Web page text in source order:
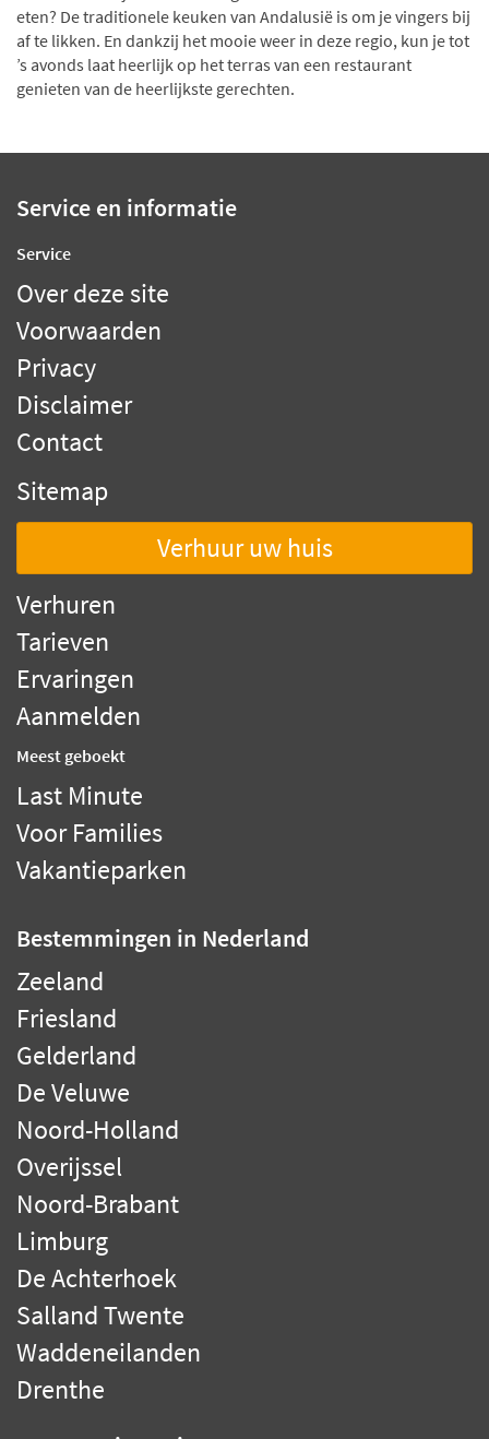
eten? De traditionele keuken van Andalusië is om je vingers bij
af te likken. En dankzij het mooie weer in deze regio, kun je tot
’s avonds laat heerlijk op het terras van een restaurant
genieten van de heerlijkste gerechten.
Service en informatie
Service
Over deze site
Voorwaarden
Privacy
Disclaimer
Contact
Sitemap
Verhuur uw huis
Verhuren
Tarieven
Ervaringen
Aanmelden
Meest geboekt
Last Minute
Voor Families
Vakantieparken
Bestemmingen in Nederland
Zeeland
Friesland
Gelderland
De Veluwe
Noord-Holland
Overijssel
Noord-Brabant
Limburg
De Achterhoek
Salland Twente
Waddeneilanden
Drenthe